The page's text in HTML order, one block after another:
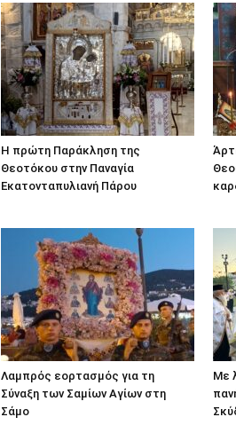
Η πρώτη Παράκληση της
Θεοτόκου στην Παναγία
Εκατονταπυλιανή Πάρου
Λαμπρός εορτασμός για τη
Σύναξη των Σαμίων Αγίων στη
Σάμο
Με